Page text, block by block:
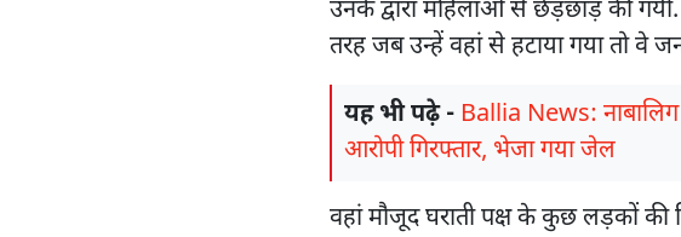
उनके द्वारा महिलाओं से छेड़छाड़ की
तरह जब उन्हें वहां से हटाया गया तो वे
यह भी पढ़े - Ballia News:
आरोपी गिरफ्तार, भेजा गया जेल
वहां मौजूद घराती पक्ष के कुछ लड़कों